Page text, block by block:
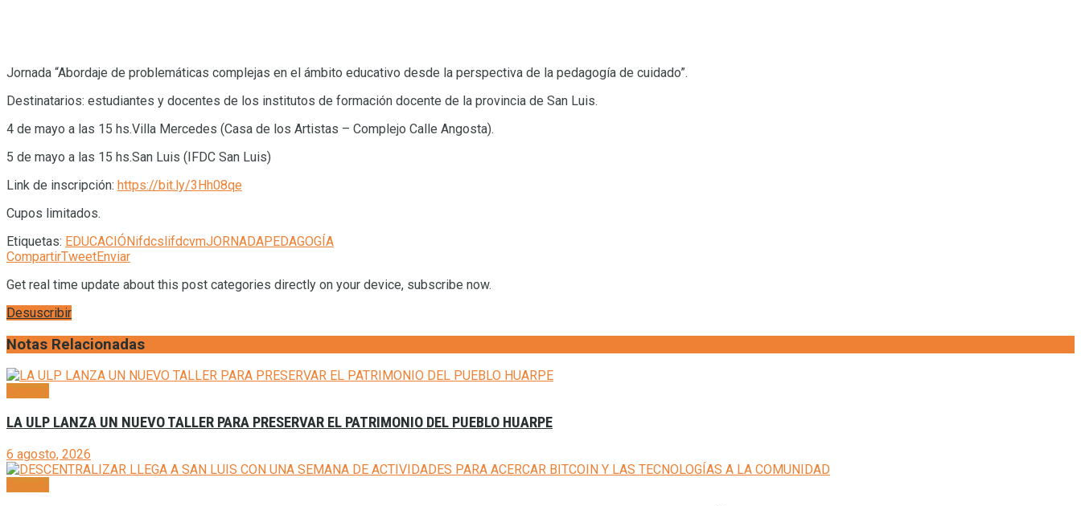
Jornada “Abordaje de problemáticas complejas en el ámbito educativo desde la perspectiva de la pedagogía de cuidado”.
Destinatarios: estudiantes y docentes de los institutos de formación docente de la provincia de San Luis.
4 de mayo a las 15 hs.Villa Mercedes (Casa de los Artistas – Complejo Calle Angosta).
5 de mayo a las 15 hs.San Luis (IFDC San Luis)
Link de inscripción: https://bit.ly/3Hh08qe
Cupos limitados.
Etiquetas: EDUCACIÓNifdcslifdcvmJORNADAPEDAGOGÍA
CompartirTweetEnviar
Get real time update about this post categories directly on your device, subscribe now.
Desuscribir
Notas Relacionadas
LA ULP LANZA UN NUEVO TALLER PARA PRESERVAR EL PATRIMONIO DEL PUEBLO HUARPE
6 agosto, 2026